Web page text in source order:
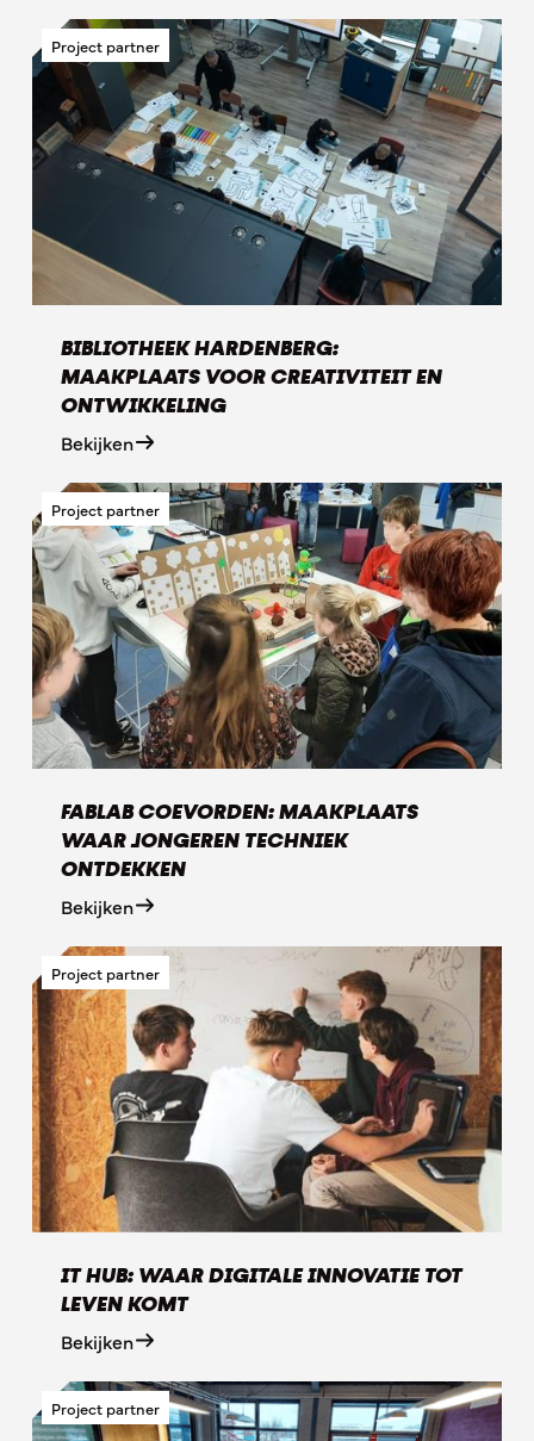
Project partner
BIBLIOTHEEK HARDENBERG:
MAAKPLAATS VOOR CREATIVITEIT EN
ONTWIKKELING
Bekijken
Project partner
FABLAB COEVORDEN: MAAKPLAATS
WAAR JONGEREN TECHNIEK
ONTDEKKEN
Bekijken
Project partner
IT HUB: WAAR DIGITALE INNOVATIE TOT
LEVEN KOMT
Bekijken
Project partner